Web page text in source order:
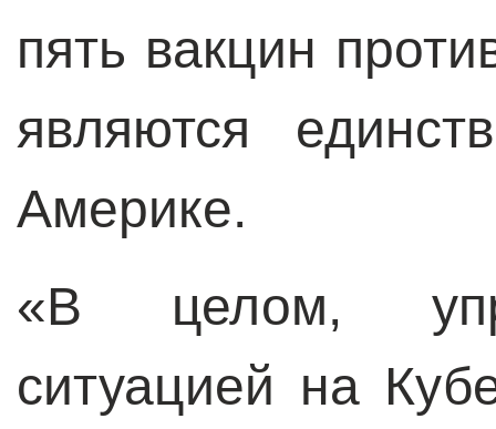
пять вакцин
являются
Америке.
«В целом,
ситуацией на